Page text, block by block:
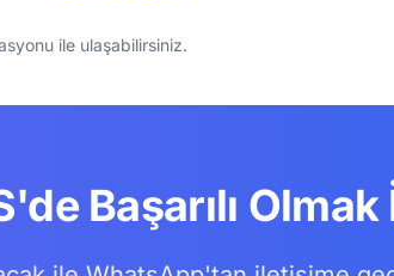
ile ulaşabilirsiniz.
Başarılı